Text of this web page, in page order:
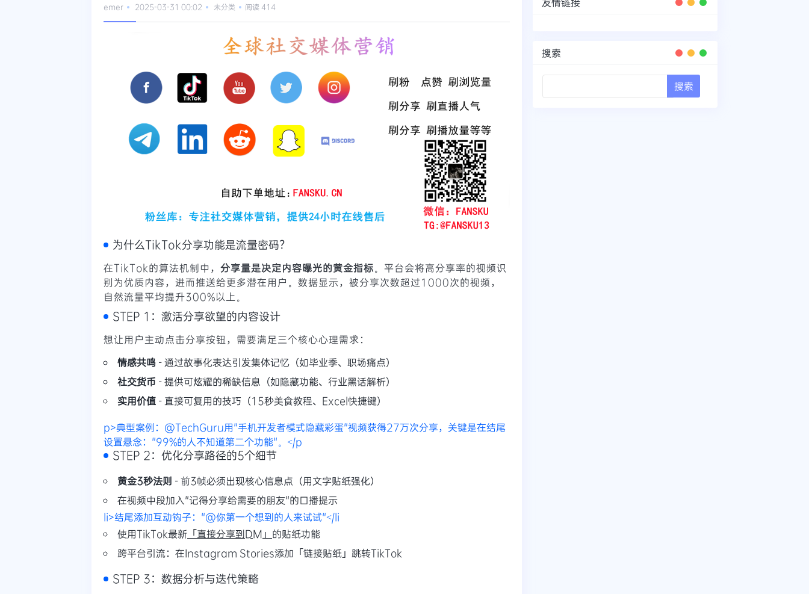
emer 2025-03-31 00:02 未分类 阅读 414
为什么TikTok分享功能是流量密码？
在TikTok的算法机制中， 分享量是决定内容曝光的黄金指标。平台会将高分享率的视频识
别为优质内容，进而推送给更多潜在用户。数据显示，被分享次数超过1000次的视频，
自然流量平均提升300%以上。
STEP 1：激活分享欲望的内容设计
想让用户主动点击分享按钮，需要满足三个核心心理需求：
情感共鸣 - 通过故事化表达引发集体记忆（如毕业季、职场痛点）
社交货币 - 提供可炫耀的稀缺信息（如隐藏功能、行业黑话解析）
实用价值 - 直接可复用的技巧（15秒美食教程、Excel快捷键）
p>典型案例：@TechGuru用"手机开发者模式隐藏彩蛋"视频获得27万次分享，关键是在结尾
设置悬念："99%的人不知道第二个功能"。</p
STEP 2：优化分享路径的5个细节
黄金3秒法则 - 前3帧必须出现核心信息点（用文字贴纸强化）
在视频中段加入"记得分享给需要的朋友"的口播提示
li>结尾添加互动钩子："@你第一个想到的人来试试"</li
使用TikTok最新 「直接分享到DM」 的贴纸功能
跨平台引流：在Instagram Stories添加「链接贴纸」跳转TikTok
STEP 3：数据分析与迭代策略
搜索